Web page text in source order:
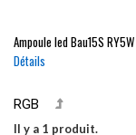
Ampoule ledBau15S RY5W
Détails
RGB
Il y a 1 produit.